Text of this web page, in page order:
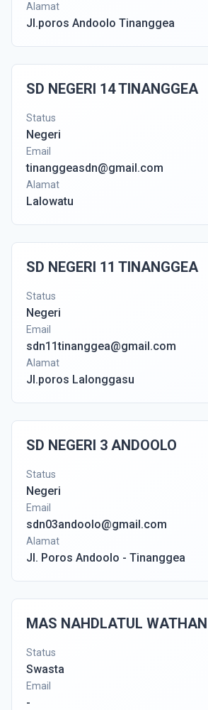
Alamat
Jl.poros Andoolo Tinanggea
SD NEGERI 14 TINANGGEA
Status
Negeri
Email
tinanggeasdn@gmail.com
Alamat
Lalowatu
SD NEGERI 11 TINANGGEA
Status
Negeri
Email
sdn11tinanggea@gmail.com
Alamat
Jl.poros Lalonggasu
SD NEGERI 3 ANDOOLO
Status
Negeri
Email
sdn03andoolo@gmail.com
Alamat
Jl. Poros Andoolo - Tinanggea
MAS NAHDLATUL WATHAN
Status
Swasta
Email
-